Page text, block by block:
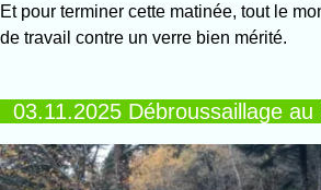
Et pour terminer cette matinée, tout le
de travail contre un verre bien mérité.
03.11.2025 Débroussaillage